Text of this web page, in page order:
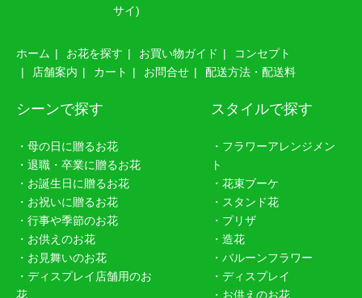
サイ)
ホーム お花を探す お買い物ガイド
コンセプト
店舗案内
カート お問合せ 配送方法・配送料
シーンで探す
・母の日に贈るお花
・退職・卒業に贈るお花
・お誕生日に贈るお花
・お祝いに贈るお花
・行事や季節のお花
・お供えのお花
・お見舞いのお花
・ディスプレイ店舗用のお
花
スタイルで探す
・フラワーアレンジメン
ト
・花束ブーケ
・スタンド花
・プリザ
・造花
・バルーンフラワー
・ディスプレイ
・お供えのお花